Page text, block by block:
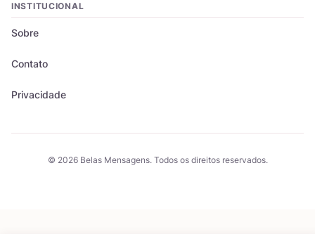
INSTITUCIONAL
Sobre
Contato
Privacidade
© 2026 Belas Mensagens. Todos os direitos reservados.